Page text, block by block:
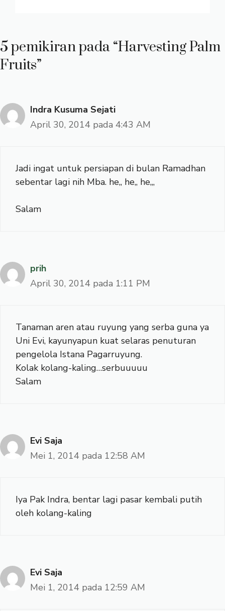
5 pemikiran pada “Harvesting Palm
Fruits”
Indra Kusuma Sejati
April 30, 2014 pada 4:43 AM
Jadi ingat untuk persiapan di bulan Ramadhan
sebentar lagi nih Mba. he,, he,, he,,,
Salam
prih
April 30, 2014 pada 1:11 PM
Tanaman aren atau ruyung yang serba guna ya
Uni Evi, kayunyapun kuat selaras penuturan
pengelola Istana Pagarruyung.
Kolak kolang-kaling…serbuuuuu
Salam
Evi Saja
Mei 1, 2014 pada 12:58 AM
Iya Pak Indra, bentar lagi pasar kembali putih
oleh kolang-kaling
Evi Saja
Mei 1, 2014 pada 12:59 AM